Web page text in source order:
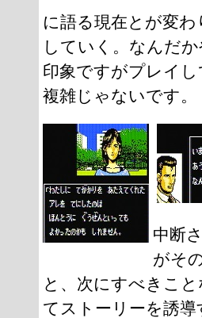
に語る現在とが変
していく。なんだ
印象ですがプレイ
複雑じゃないです。
中断
がそ
と、次にすべきこ
てストーリーを誘導